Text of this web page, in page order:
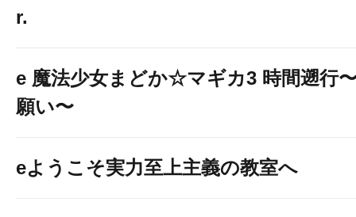
r.
e 魔法少女まどか☆マギカ3 時間遡行
願い〜
eようこそ実力至上主義の教室へ